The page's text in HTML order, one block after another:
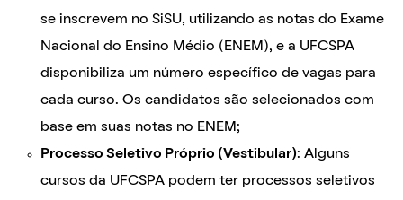
se inscrevem no SiSU, utilizando as notas do Exame
Nacional do Ensino Médio (ENEM), e a UFCSPA
disponibiliza um número específico de vagas para
cada curso. Os candidatos são selecionados com
base em suas notas no ENEM;
Processo Seletivo Próprio (Vestibular): Alguns
cursos da UFCSPA podem ter processos seletivos